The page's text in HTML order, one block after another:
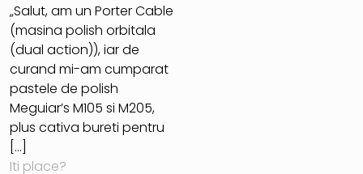
„Salut, am un Porter Cable
(masina polish orbitala
(dual action)), iar de
curand mi-am cumparat
pastele de polish
Meguiar’s M105 si M205,
plus cativa bureti pentru
[…]
Iti place?